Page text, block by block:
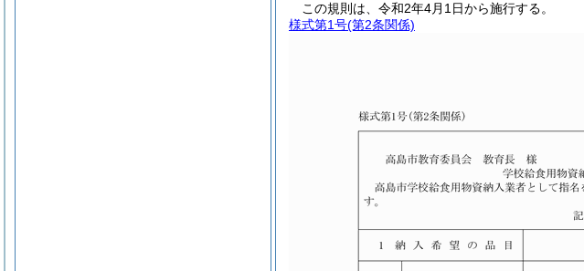
この規則は、令和2年4月1日から施行する。
様式第1号(第2条関係)